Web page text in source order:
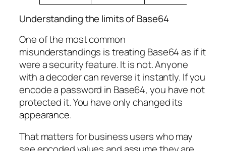
Understanding the limits of Base64
One of the most common
misunderstandings is treating Base64 as if it
were a security feature. It is not. Anyone
with a decoder can reverse it instantly. If you
encode a password in Base64, you have not
protected it. You have only changed its
appearance.
That matters for business users who may